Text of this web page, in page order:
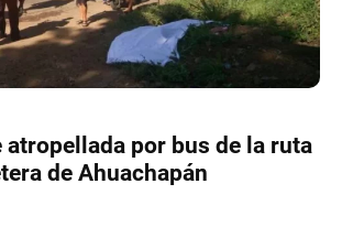
atropellada por bus de la ruta
de Ahuachapán